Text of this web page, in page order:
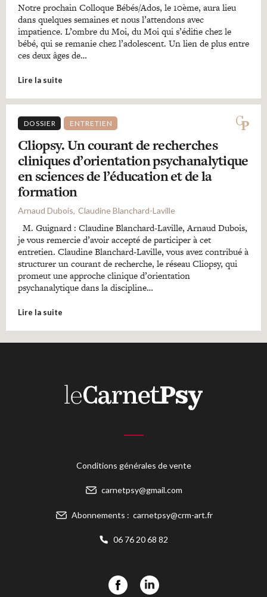
Notre prochain Colloque Bébés/Ados, le 10ème, aura lieu
dans quelques semaines et nous l’attendons avec
impatience. L’ombre du Moi, du Moi qui s’édifie chez le
bébé, qui se remanie chez l’adolescent. Un lien de plus entre
ces deux âges de…
Lire la suite
DOSSIER ENTRETIEN
Cliopsy. Un courant de recherches
cliniques d’orientation psychanalytique
en sciences de l’éducation et de la
formation
Arnaud Dubois Claudine Blanchard-Laville
M. Guignard : Claudine Blanchard-Laville, Arnaud Dubois,
je vous remercie d’avoir accepté de participer à cet
entretien. Claudine Blanchard-Laville, vous avez contribué à
structurer un courant de recherche, le réseau Cliopsy, qui
promeut une approche clinique d’orientation
psychanalytique dans la discipline…
Lire la suite
Conditions générales de vente
carnetpsy@gmail.com
Abonnements : carnetpsy@crm-art.fr
06 76 20 68 82